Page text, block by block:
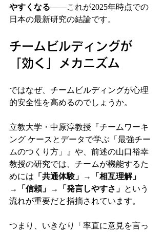
やすくなる——これが2025年時点での
日本の最新研究の結論です。
チームビルディングが
「効く」メカニズム
ではなぜ、チームビルディングが心理
的安全性を高めるのでしょうか。
立教大学・中原淳教授『チームワーキ
ング ケースとデータで学ぶ「最強チー
ムのつくり方」』や、前述の山口裕幸
教授の研究では、チームが機能するた
めには 「共通体験」→「相互理解」
→「信頼」→「発言しやすさ」 という
流れが重要だと指摘されています。
つまり、いきなり「率直に意見を言っ